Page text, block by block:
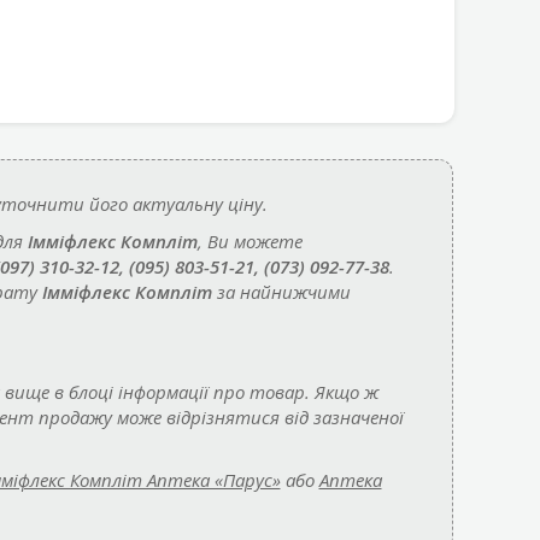
його актуальну ціну.
Імміфлекс Компліт, Ви можете
310-32-12, (095) 803-51-21, (073) 092-77-38.
Імміфлекс Комплітза найнижчими
в блоці інформації про товар. Якщо ж
продажу може відрізнятися від зазначеної
Компліт Аптека «Парус»або Аптека